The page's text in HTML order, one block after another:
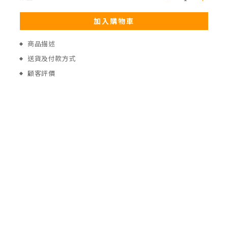
加入購物車
商品描述
送貨及付款方式
顧客評價